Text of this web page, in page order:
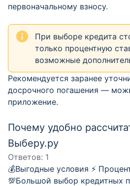
первоначальному взносу.
При выборе кредита
только процентную
возможные
Рекомендуется заранее
досрочного погашения —
приложение.
Почему удобно
Выберу.ру
Ответов: 1
💰Выгодные условия ⚡️
💯Большой выбор кредитных